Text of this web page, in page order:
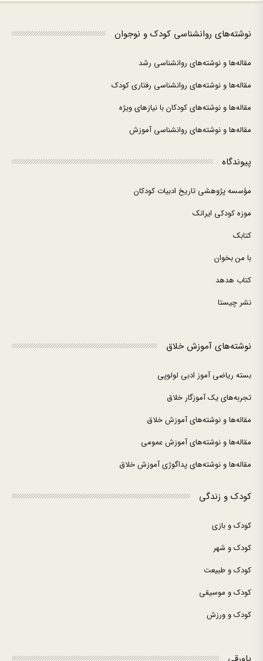
نوشته‌های روانشناسی کودک و نوجوان
مقاله‌ها و نوشته‌های روانشناسی رشد
مقاله‌ها و نوشته‌های روانشناسی رفتاری کودک
مقاله‌ها و نوشته‌های کودکان با نیازهای ویژه
مقاله‌ها و نوشته‌های روانشناسی آموزش
پیوندگاه
مؤسسه پژوهشی تاریخ ادبیات کودکان
موزه کودکی ایرانک
کتابک
با من بخوان
کتاب هدهد
نشر چیستا
نوشته‌های آموزش خلاق
بسته ریاضی آموز ادبی لولوپی
تجربه‌های یک آموزگار خلاق
مقاله‌ها و نوشته‌های آموزش خلاق
مقاله‌ها و نوشته‌های آموزش عمومی
مقاله‌ها و نوشته‌های پداگوژی آموزش خلاق
کودک و زندگی
کودک و بازی
کودک و شهر
کودک و طبیعت
کودک و موسیقی
کودک و ورزش